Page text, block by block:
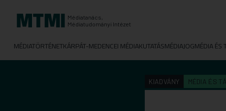
Médiatanács,
Médiatudományi Intézet
MÉDIATÖRTÉNETKÁRPÁT-MEDENCEI MÉDIAKUTATÁSMÉDIAJOGMÉDIA ÉS
KIADVÁNY MÉDIA ÉS